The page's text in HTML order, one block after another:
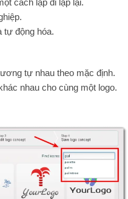
tự động hóa.
tự nhau theo mặc định.
nhau cho cùng một logo.